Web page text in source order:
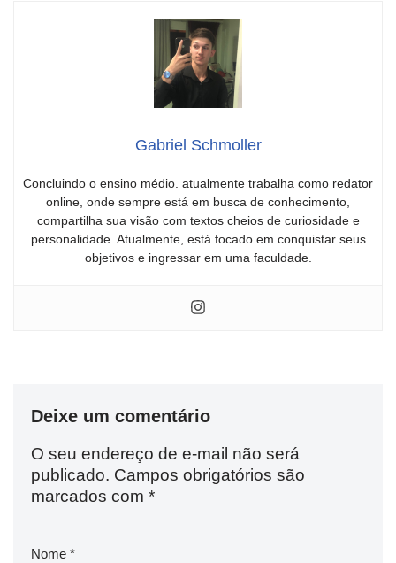
Gabriel Schmoller
Concluindo o ensino médio. atualmente trabalha como redator
online, onde sempre está em busca de conhecimento,
compartilha sua visão com textos cheios de curiosidade e
personalidade. Atualmente, está focado em conquistar seus
objetivos e ingressar em uma faculdade.
Deixe um comentário
O seu endereço de e-mail não será
publicado. Campos obrigatórios são
marcados com *
Nome *